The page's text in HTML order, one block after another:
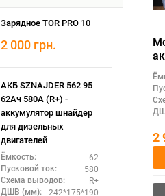
Зарядное TOR PRO 10
2 000 грн.
АКБ SZNAJDER 562 95
62Ач 580А (R+) -
аккумулятор шнайдер
для дизельных
двигателей
Ёмкость: 62
Пусковой ток: 580
Схема выводов: R+
ДШВ (мм): 242*175*190
2